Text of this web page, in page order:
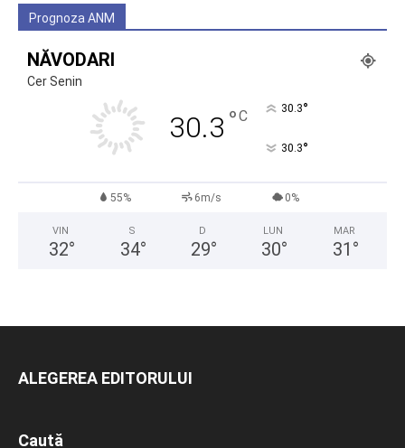
Prognoza ANM
NĂVODARI
Cer Senin
30.3 °C 30.3°
30.3°
55% 6m/s 0%
VIN
32°
S
34°
D
29°
LUN
30°
MAR
31 °
ALEGEREA EDITORULUI
Caută